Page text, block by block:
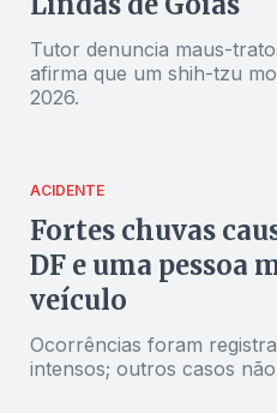
Tutor denuncia maus-
afirma que um shih-tzu
2026.
ACIDENTE
Fortes chuvas
DF e uma pessoa
veículo
Ocorrências foram
intensos; outros casos